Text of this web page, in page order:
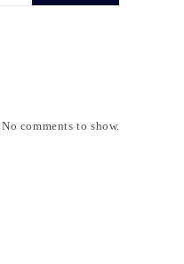
No comments to show.